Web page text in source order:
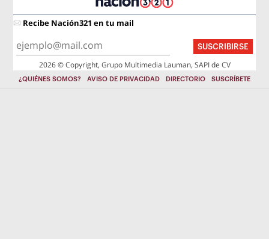
Recibe Nación321 en tu mail
SUSCRIBIRSE
2026 © Copyright, Grupo Multimedia Lauman, SAPI de CV
¿QUIÉNES SOMOS? AVISO DE PRIVACIDAD DIRECTORIO SUSCRÍBETE